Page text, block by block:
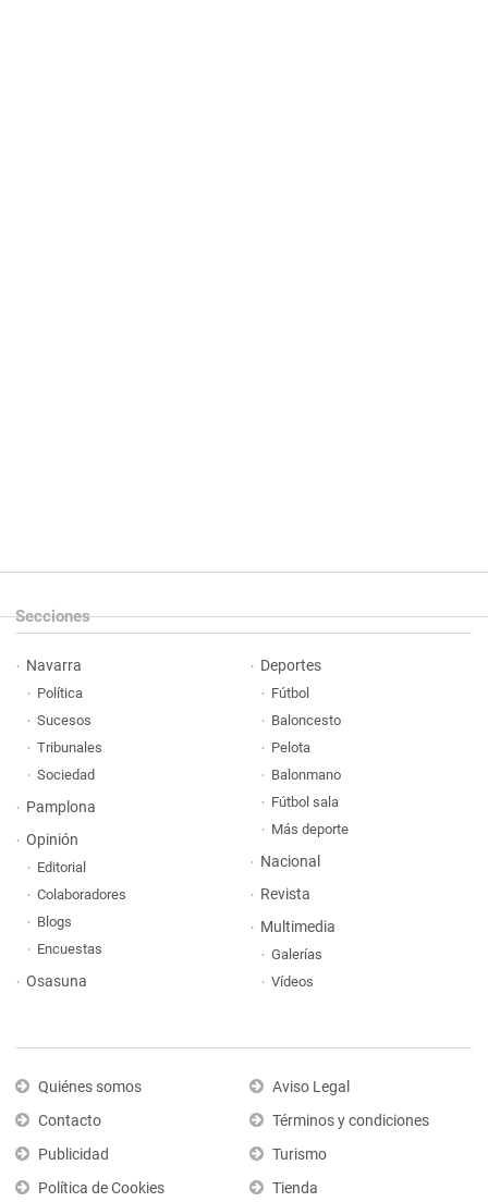
Secciones
Navarra
Política
Sucesos
Tribunales
Sociedad
Pamplona
Opinión
Editorial
Colaboradores
Blogs
Encuestas
Osasuna
Deportes
Fútbol
Baloncesto
Pelota
Balonmano
Fútbol sala
Más deporte
Nacional
Revista
Multimedia
Galerías
Vídeos
Quiénes somos
Contacto
Publicidad
Política de Cookies
Aviso Legal
Términos y condiciones
Turismo
Tienda